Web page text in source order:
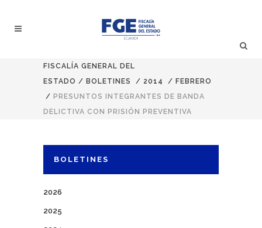
FISCALÍA GENERAL DEL
ESTADO / BOLETINES / 2014 / FEBRERO
/ PRESUNTOS INTEGRANTES DE BANDA
DELICTIVA CON PRISIÓN PREVENTIVA
BOLETINES
2026
2025